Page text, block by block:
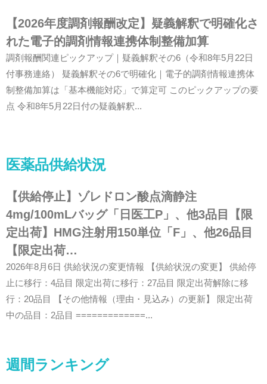
【2026年度調剤報酬改定】疑義解釈で明確化さ
れた電子的調剤情報連携体制整備加算
調剤報酬関連ピックアップ｜疑義解釈その6（令和8年5月22日
付事務連絡） 疑義解釈その6で明確化｜電子的調剤情報連携体
制整備加算は「基本機能対応」で算定可 このピックアップの要
点 令和8年5月22日付の疑義解釈...
医薬品供給状況
【供給停止】ゾレドロン酸点滴静注
4mg/100mLバッグ「日医工P」、他3品目【限
定出荷】HMG注射用150単位「F」、他26品目
【限定出荷…
2026年8月6日 供給状況の変更情報 【供給状況の変更】 供給停
止に移行：4品目 限定出荷に移行：27品目 限定出荷解除に移
行：20品目 【その他情報（理由・見込み）の更新】 限定出荷
中の品目：2品目 =============...
週間ランキング